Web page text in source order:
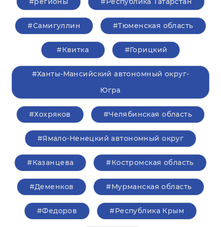
#Самигуллин #Тюменская область
#Квитка #Горицкий
#Ханты-Мансийский автономный округ-
Югра
#Хохряков #Челябинская область
#Ямало-Ненецкий автономный округ
#Казанцева #Костромская область
#Деменков #Мурманская область
#Федоров #Республика Крым